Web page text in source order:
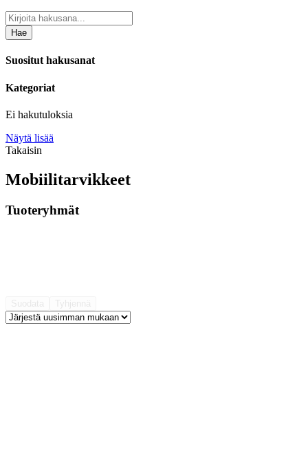
Hae
Suositut hakusanat
Kategoriat
Ei hakutuloksia
Näytä lisää
Takaisin
Mobiilitarvikkeet
Tuoteryhmät